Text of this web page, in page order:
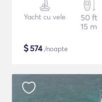
Yacht cu vele
50 ft
15 m
$574/noapte